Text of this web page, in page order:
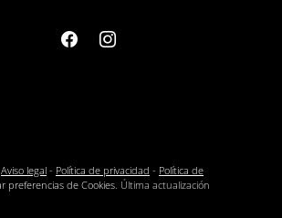
Aviso legal - Política de privacidad - Política de
preferencias de Cookies. Última actualización